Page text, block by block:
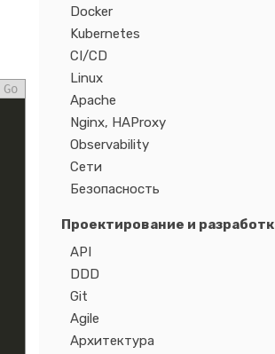
Go
Docker
Kubernetes
CI/CD
Linux
Apache
Nginx, HAProxy
Observability
Сети
Безопасность
Проектирование и
API
DDD
Git
Agile
Архитектура